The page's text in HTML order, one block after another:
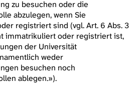
zu besuchen oder die
abzulegen, wenn Sie
registriert sind (vgl. Art. 6 Abs. 3
immatrikuliert oder registriert ist,
der Universität
weder
besuchen noch
ablegen.»).